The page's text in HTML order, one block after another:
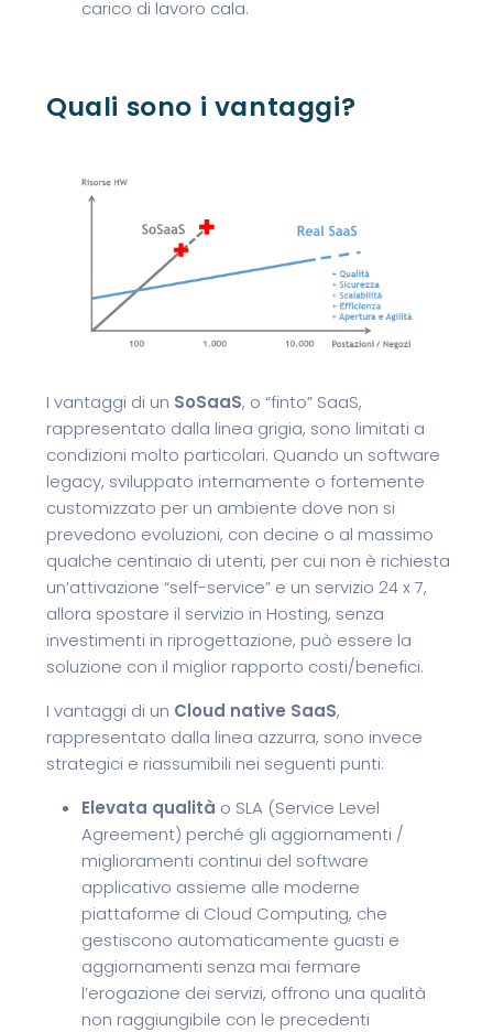
carico di lavoro cala.
Quali sono i vantaggi?
I vantaggi di un SoSaaS, o “finto” SaaS,
rappresentato dalla linea grigia, sono limitati a
condizioni molto particolari. Quando un software
legacy, sviluppato internamente o fortemente
customizzato per un ambiente dove non si
prevedono evoluzioni, con decine o al massimo
qualche centinaio di utenti, per cui non è richiesta
un’attivazione “self-service” e un servizio 24 x 7,
allora spostare il servizio in Hosting, senza
investimenti in riprogettazione, può essere la
soluzione con il miglior rapporto costi/benefici.
I vantaggi di un Cloud native SaaS,
rappresentato dalla linea azzurra, sono invece
strategici e riassumibili nei seguenti punti:
Elevata qualità o SLA (Service Level
Agreement) perché gli aggiornamenti /
miglioramenti continui del software
applicativo assieme alle moderne
piattaforme di Cloud Computing, che
gestiscono automaticamente guasti e
aggiornamenti senza mai fermare
l’erogazione dei servizi, offrono una qualità
non raggiungibile con le precedenti